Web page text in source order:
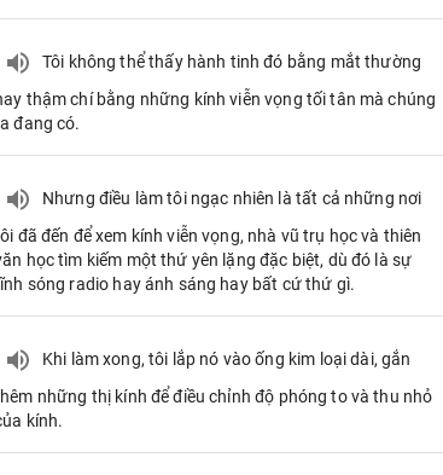
Tôi không thể thấy hành tinh đó bằng mắt thường
thậm chí bằng những kính viễn vọng tối tân mà chúng
đang có.
Nhưng điều làm tôi ngạc nhiên là tất cả những nơi
đã đến để xem kính viễn vọng, nhà vũ trụ học và thiên
học tìm kiếm một thứ yên lặng đặc biệt, dù đó là sự
sóng radio hay ánh sáng hay bất cứ thứ gì.
Khi làm xong, tôi lắp nó vào ống kim loại dài, gắn
những thị kính để điều chỉnh độ phóng to và thu nhỏ
kính.